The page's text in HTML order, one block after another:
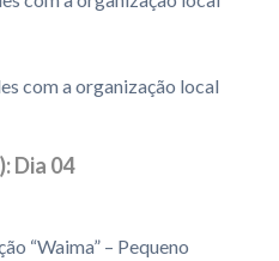
com a organização local
Dia 04
“Waima” – Pequeno